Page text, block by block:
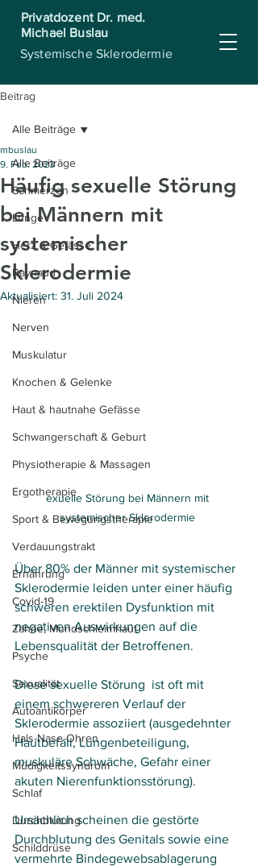
Privatdozent Dr. med.
Michael Buslau
Systemische Sklerodermie
Beitrag
Alle Beiträge
Schmerzen
Lunge
Herz & Gefässe
Raynaud
Nieren
Nerven
Muskulatur
Knochen & Gelenke
Haut & hautnahe Gefässe
Schwangerschaft & Geburt
Physiotherapie & Massagen
Ergotherapie
Sport & Bewegungstherapie
Verdauungstrakt
Ernährung
Covid-19
Zähne, Mundschleimhaut
Psyche
Sexualität
Autoantikörper
Hals-Nase-Ohren
Müdigkeitssyndrom
Schlaf
Durchblutung
Schilddrüse
Alle Beiträge
Häufig sexuelle Störung
bei Männern mit
systemischer
Sklerodermie
mbuslau
9. Feb. 2023
Aktualisiert: 31. Juli 2024
exuelle Störung bei Männern mit
systemischer Sklerodermie
Über 80% der Männer mit systemischer
Sklerodermie leiden unter einer häufig
schweren erektilen Dysfunktion mit
negativen Auswirkungen auf die
Lebensqualität der Betroffenen.
Diese sexuelle Störung  ist oft mit
einem schwereren Verlauf der
Sklerodermie assoziiert (ausgedehnter
Hautbefall, Lungenbeteiligung,
muskuläre Schwäche, Gefahr einer
akuten Nierenfunktionsstörung).
Ursächlich scheinen die gestörte
Durchblutung des Genitals sowie eine
vermehrte Bindegewebsablagerung